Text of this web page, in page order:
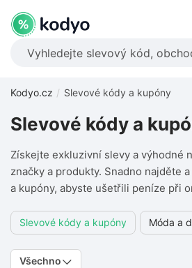
Kodyo.cz Slevové kódy a kupóny
Slevové kódy a kupóny Móda a
Slevové kódy a
Získejte exkluzivní slevy a výhodné
značky a produkty. Snadno najděte
a kupóny, abyste ušetřili peníze při
Všechno